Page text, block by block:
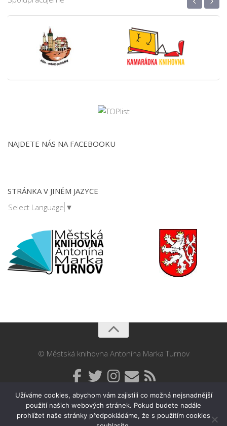
NAJDETE NÁS NA FACEBOOKU
STRÁNKA V JINÉM JAZYCE
Select Language ▼
© Městská knihovna Antonína Marka Turnov
Užíváme cookies, abychom vám zajistili co možná nejsnadnější
použití našich webových stránek. Pokud budete nadále
prohlížet naše stránky předpokládáme, že s použitím cookies